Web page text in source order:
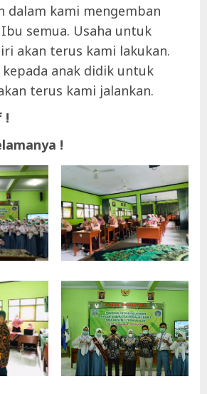
dalam kami mengemban
semua. Usaha untuk
akan terus kami lakukan.
anak didik untuk
terus kami jalankan.
!
!